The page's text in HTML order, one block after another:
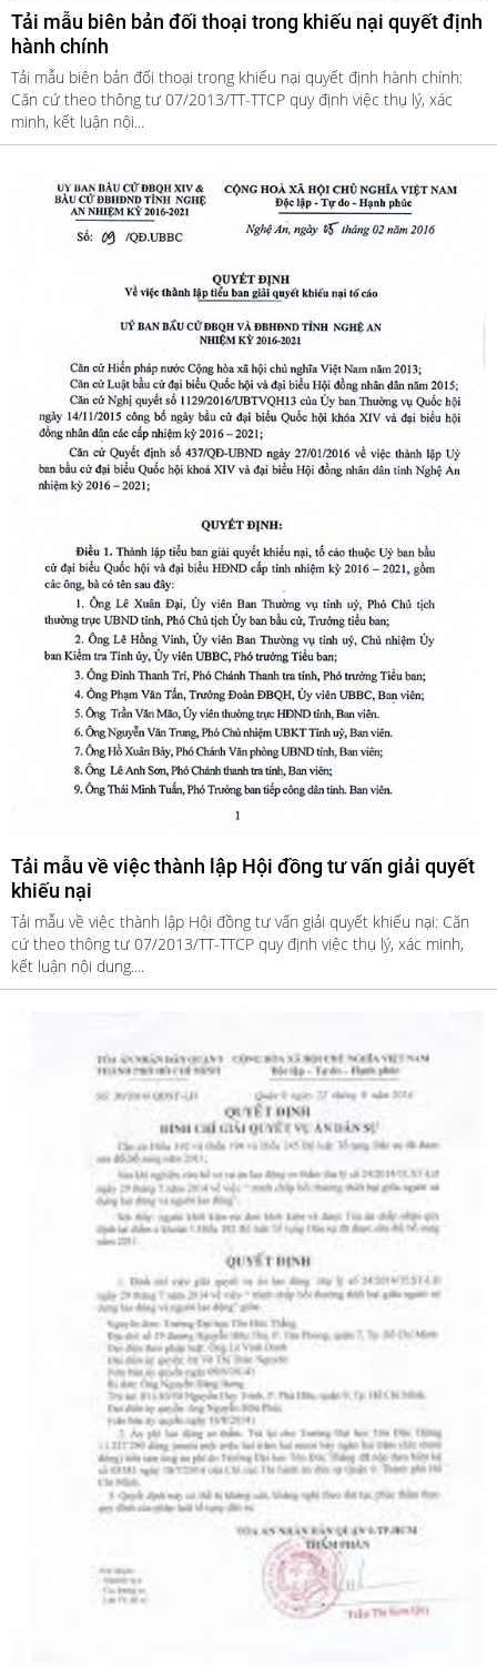
Tải mẫu biên bản đối thoại trong khiếu nại quyết định
hành chính
Tải mẫu biên bản đối thoại trong khiếu nại quyết định hành chính:
Căn cứ theo thông tư 07/2013/TT-TTCP quy định việc thụ lý, xác
minh, kết luận nội...
Tải mẫu về việc thành lập Hội đồng tư vấn giải quyết
khiếu nại
Tải mẫu về việc thành lập Hội đồng tư vấn giải quyết khiếu nại: Căn
cứ theo thông tư 07/2013/TT-TTCP quy định việc thụ lý, xác minh,
kết luận nội dung....